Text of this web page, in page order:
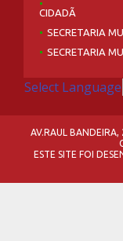
CIDADÃ
SECRETARIA
SECRETARIA
Select Language
AV.RAUL
ESTE SITE FOI